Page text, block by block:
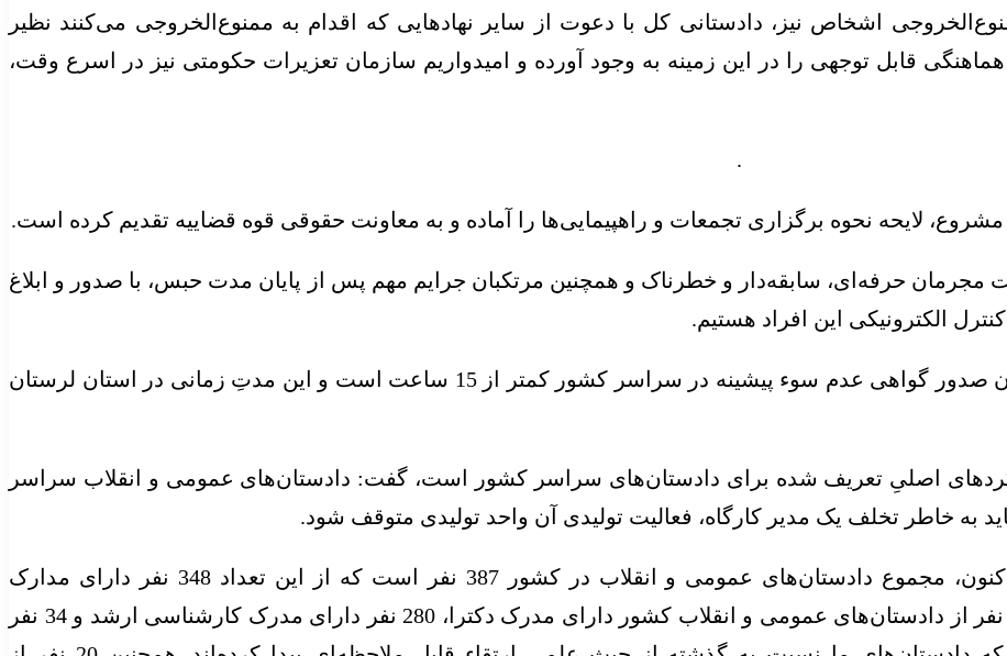
اشخاص نیز، دادستانی کل با دعوت از سایر نهاد‌هایی که اقدام به ممنوع‌الخروجی می‌کنند نظیر
قابل توجهی را در این زمینه به وجود آورده و امیدواریم سازمان تعزیرات حکومتی نیز در اسرع وقت،
.
لایحه نحوه برگزاری تجمعات و راهپیمایی‌ها را آماده و به معاونت حقوقی قوه قضاییه تقدیم کرده است.
حرفه‌ای، سابقه‌دار و خطرناک و همچنین مرتکبان جرایم مهم پس از پایان مدت حبس، با صدور و ابلاغ
الکترونیکی این افراد هستیم.
دادستان کل کشور گفت: در حال حاضر میانگین زمان صدور گواهی عدم سوء پیشینه در سراسر کشور کمتر از 15 ساعت است و این مدتِ زمانی در استان لرستان
اصلیِ تعریف شده برای دادستان‌های سراسر کشور است، گفت: دادستان‌های عمومی و انقلاب سراسر
به خاطر تخلف یک مدیر کارگاه، فعالیت تولیدی آن واحد تولیدی متوقف شود.
موحدی در بخش دیگری از سخنان خود گفت: هم‌اکنون، مجموع دادستان‌های عمومی و انقلاب در کشور 387 نفر است که از این تعداد 348 نفر دارای مدارک
دانشگاهی و 39 نفر دارای مدرک حوزوی هستند. 14 نفر از دادستان‌های عمومی و انقلاب کشور دارای مدرک دکترا، 280 نفر دارای مدرک کارشناسی ارشد و 34 نفر